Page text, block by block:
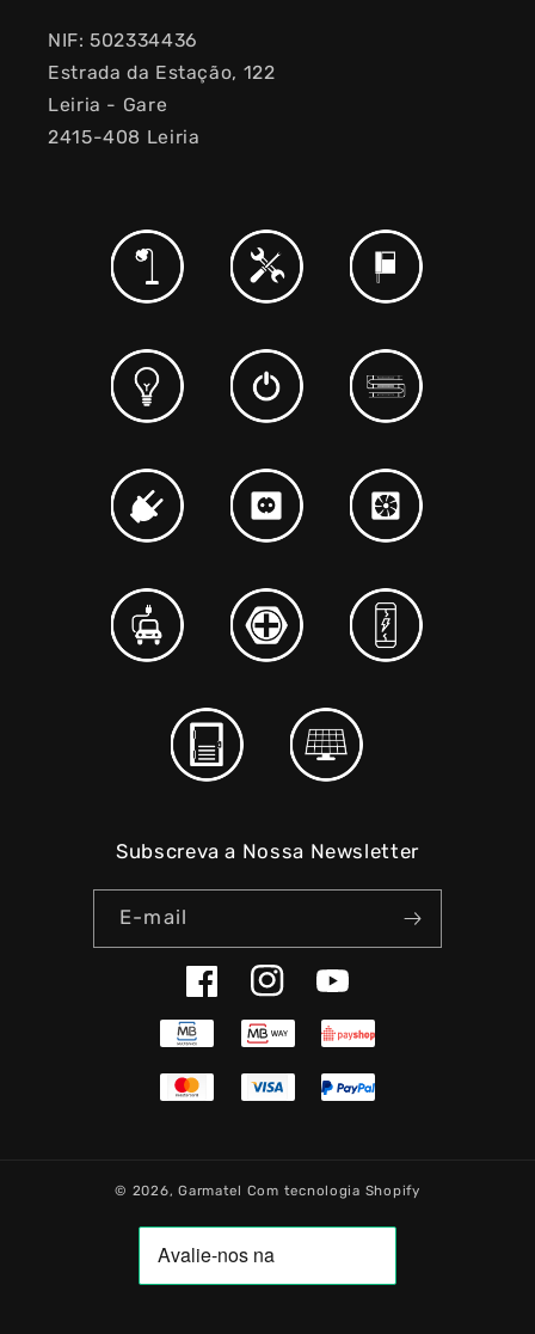
NIF: 502334436
Estrada da Estação, 122
Leiria - Gare
2415-408 Leiria
Subscreva a Nossa Newsletter
E-mail
FacebookInstagramYouTube
© 2026,Garmatel Com tecnologia Shopify